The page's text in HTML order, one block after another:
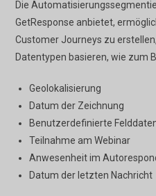
Die
GetResponse anbietet,
Customer Journeys zu
Datentypen basieren, wie zum
Geolokalisierung
Datum der Zeichnung
Benutzerdefinierte
Teilnahme am Webinar
Anwesenheit im
Datum der letzten Nachricht